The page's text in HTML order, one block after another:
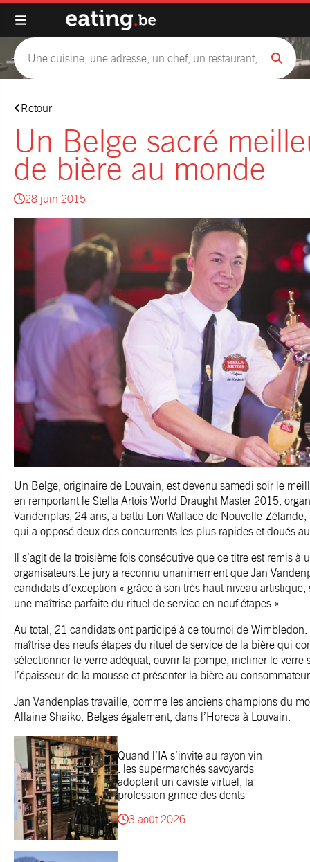
Retour
Un Belge sacré
de bière au monde
28 juin 2015
Un Belge, originaire de Louvain, est devenu samedi soir le
en remportant le Stella Artois World Draught Master 2015,
Vandenplas, 24 ans, a battu Lori Wallace de Nouvelle-
qui a opposé deux des concurrents les plus rapides et doués
Il s’agit de la troisième fois consécutive que ce titre est remis à
organisateurs.Le jury a reconnu unanimement que Jan
candidats d’exception « grâce à son très haut niveau
une maîtrise parfaite du rituel de service en neuf étapes ».
Au total, 21 candidats ont participé à ce tournoi de
maîtrise des neufs étapes du rituel de service de la bière qui
sélectionner le verre adéquat, ouvrir la pompe, incliner le verre
l’épaisseur de la mousse et présenter la bière au
Jan Vandenplas travaille, comme les anciens champions du
Allaine Shaiko, Belges également, dans l’Horeca à Louvain.
Quand l’IA s’invite au rayon vin
: les supermarchés savoyards
adoptent un caviste virtuel, la
profession grince des dents
3 août 2026